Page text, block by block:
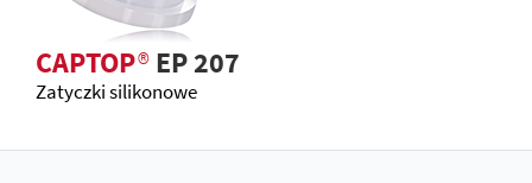
CAPTOP®EP 207
Zatyczki silikonowe